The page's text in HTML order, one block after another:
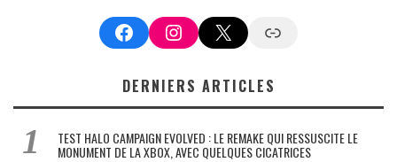
FacebookInstagram
X Google News
DERNIERS ARTICLES
TEST HALO CAMPAIGN EVOLVED : LE REMAKE QUI RESSUSCITE LE
MONUMENT DE LA XBOX, AVEC QUELQUES CICATRICES